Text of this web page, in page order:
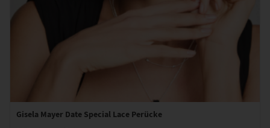
Gisela Mayer Date Special Lace Perücke